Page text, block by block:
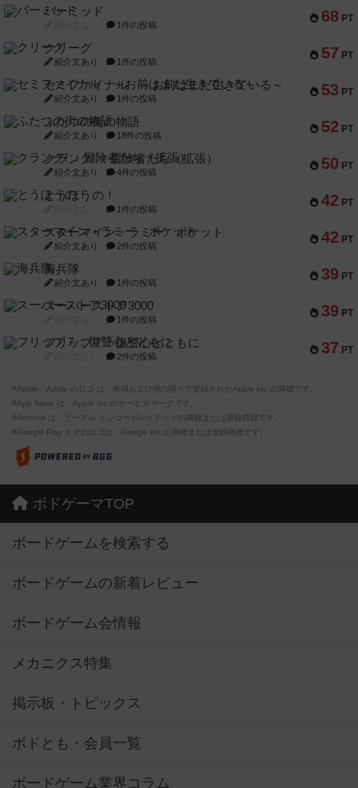
68 PT
パーミッド
1件の投稿
57 PT
クリーグ
紹介文あり 1件の投稿
53 PT
セミファイナル ～お前はまだ生きている～
紹介文あり 1件の投稿
52 PT
ふたつの街の物語
紹介文あり 18件の投稿
50 PT
クランク! ：冒険者たち（拡張）
紹介文あり 4件の投稿
42 PT
とうほうの！
1件の投稿
42 PT
スターマイン・ラミー ポケット
紹介文あり 2件の投稿
39 PT
海兵隊
紹介文あり 1件の投稿
39 PT
スーパーストア3000
1件の投稿
37 PT
フリップ７：復讐心とともに
2件の投稿
※Apple、Apple のロゴ は、米国および他の国々で登録されたApple Inc.の商標です。
※App Store は、Apple Inc.のサービスマークです。
※Android は、グーグル インコーポレイテッドの商標または登録商標です。
※Google Play とそのロゴは、Google Inc.の商標または登録商標です。
ボドゲーマTOP
ボードゲームを検索する
ボードゲームの新着レビュー
ボードゲーム会情報
メカニクス特集
掲示板・トピックス
ボドとも・会員一覧
ボードゲーム業界コラム